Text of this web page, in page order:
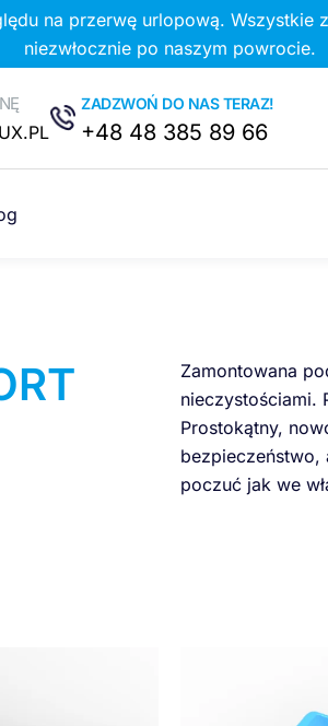
na przerwę urlopową. Wszystkie
niezwłocznie po naszym powrocie.
ZADZWOŃ DO NAS TERAZ!
+48 48 385 89 66
Zamontowana
nieczystościami.
Prostokątny,
bezpieczeństwo,
poczuć jak we